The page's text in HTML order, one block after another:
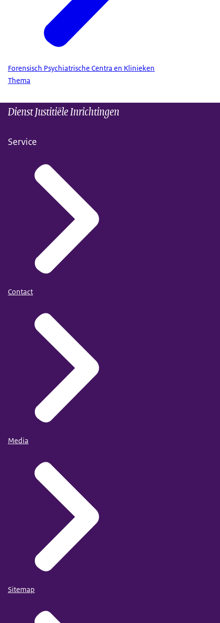
Forensisch Psychiatrische Centra en Klinieken
Thema
Dienst Justitiële Inrichtingen
Service
Contact
Media
Sitemap